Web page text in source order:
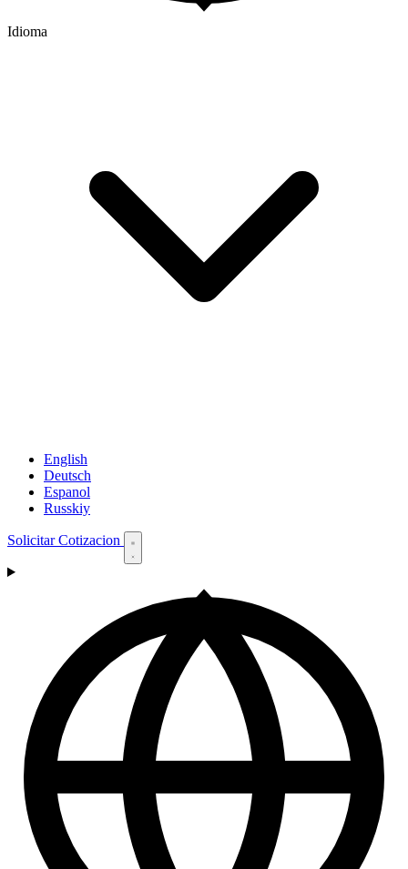
Idioma
English
Deutsch
Espanol
Russkiy
Solicitar Cotizacion